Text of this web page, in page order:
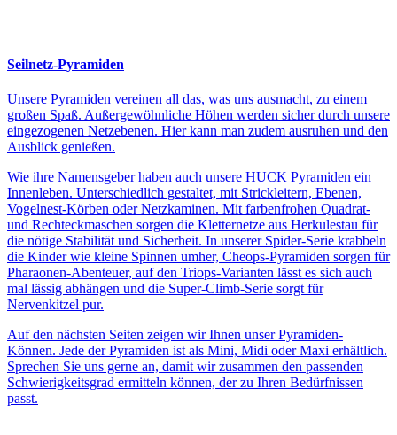
Seilnetz-Pyramiden
Unsere Pyramiden vereinen all das, was uns ausmacht, zu einem
großen Spaß. Außergewöhnliche Höhen werden sicher durch unsere
eingezogenen Netzebenen. Hier kann man zudem ausruhen und den
Ausblick genießen.
Wie ihre Namensgeber haben auch unsere HUCK Pyramiden ein
Innenleben. Unterschiedlich gestaltet, mit Strickleitern, Ebenen,
Vogelnest-Körben oder Netzkaminen. Mit farbenfrohen Quadrat-
und Rechteckmaschen sorgen die Kletternetze aus Herkulestau für
die nötige Stabilität und Sicherheit. In unserer Spider-Serie krabbeln
die Kinder wie kleine Spinnen umher, Cheops-Pyramiden sorgen für
Pharaonen-Abenteuer, auf den Triops-Varianten lässt es sich auch
mal lässig abhängen und die Super-Climb-Serie sorgt für
Nervenkitzel pur.
Auf den nächsten Seiten zeigen wir Ihnen unser Pyramiden-
Können. Jede der Pyramiden ist als Mini, Midi oder Maxi erhältlich.
Sprechen Sie uns gerne an, damit wir zusammen den passenden
Schwierigkeitsgrad ermitteln können, der zu Ihren Bedürfnissen
passt.